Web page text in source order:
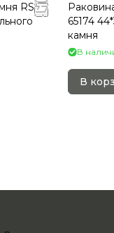
RS-
65174
камня
В
В